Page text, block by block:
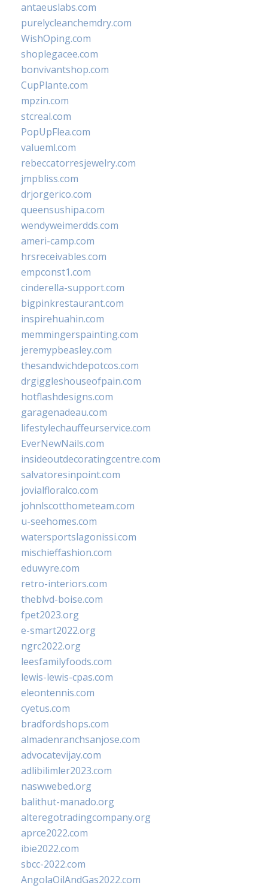
antaeuslabs.com
purelycleanchemdry.com
WishOping.com
shoplegacee.com
bonvivantshop.com
CupPlante.com
mpzin.com
stcreal.com
PopUpFlea.com
valueml.com
rebeccatorresjewelry.com
jmpbliss.com
drjorgerico.com
queensushipa.com
wendyweimerdds.com
ameri-camp.com
hrsreceivables.com
empconst1.com
cinderella-support.com
bigpinkrestaurant.com
inspirehuahin.com
memmingerspainting.com
jeremypbeasley.com
thesandwichdepotcos.com
drgiggleshouseofpain.com
hotflashdesigns.com
garagenadeau.com
lifestylechauffeurservice.com
EverNewNails.com
insideoutdecoratingcentre.com
salvatoresinpoint.com
jovialfloralco.com
johnlscotthometeam.com
u-seehomes.com
watersportslagonissi.com
mischieffashion.com
eduwyre.com
retro-interiors.com
theblvd-boise.com
fpet2023.org
e-smart2022.org
ngrc2022.org
leesfamilyfoods.com
lewis-lewis-cpas.com
eleontennis.com
cyetus.com
bradfordshops.com
almadenranchsanjose.com
advocatevijay.com
adlibilimler2023.com
naswwebed.org
balithut-manado.org
alteregotradingcompany.org
aprce2022.com
ibie2022.com
sbcc-2022.com
AngolaOilAndGas2022.com